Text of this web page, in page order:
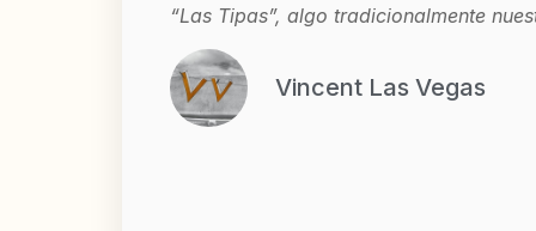
“Las Tipas”, algo tradicionalmente
Vincent Las Vegas